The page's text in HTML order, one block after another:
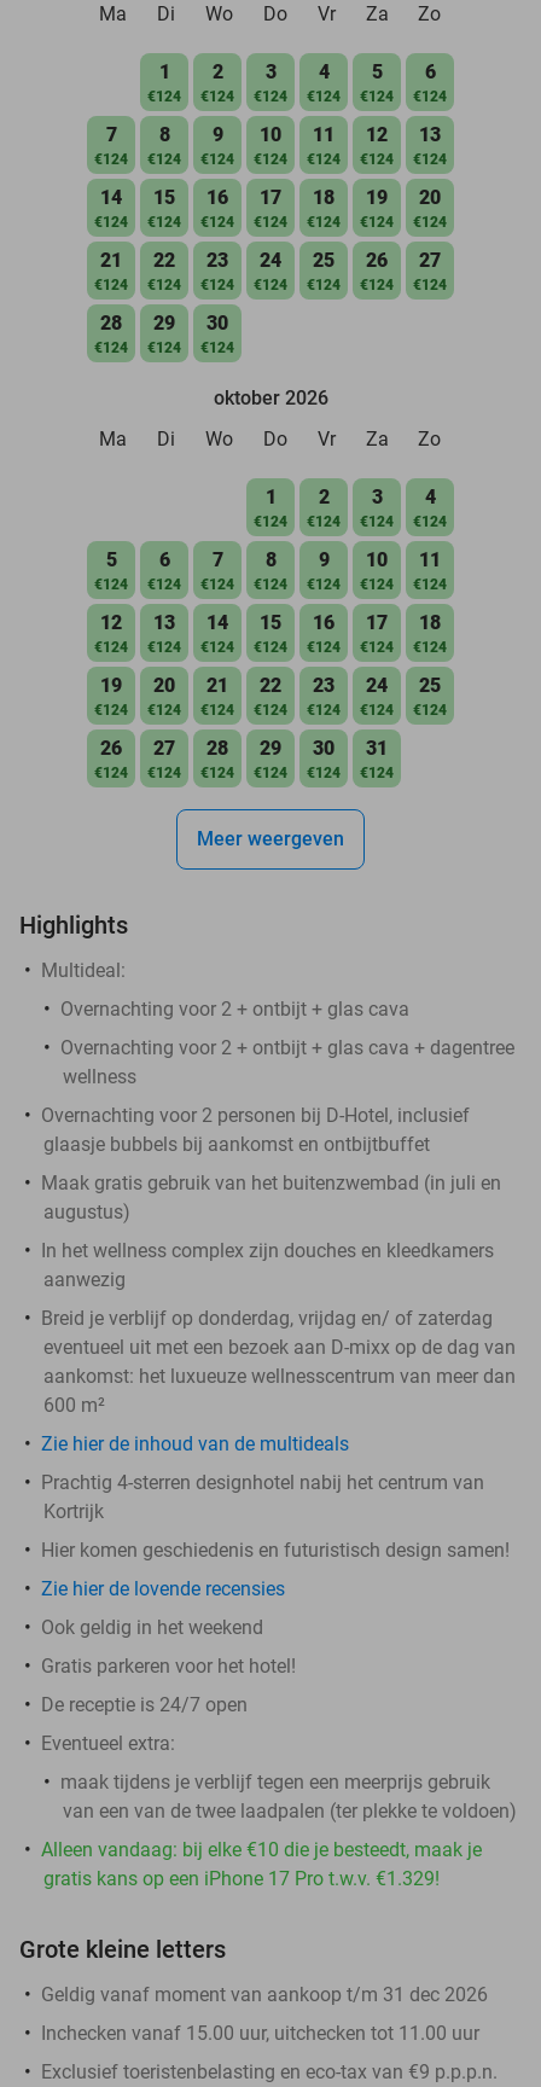
Ma
Di Wo Do Vr Za Zo
1
€124
2
€124
3
€124
4
€124
5
€124
6
€124
7
€124
8
€124
9
€124
10
€124
11
€124
12
€124
13
€124
14
€124
15
€124
16
€124
17
€124
18
€124
19
€124
20
€124
21
€124
22
€124
23
€124
24
€124
25
€124
26
€124
27
€124
28
€124
29
€124
30
€124
oktober 2026
Ma
Di Wo Do Vr Za Zo
1
€124
2
€124
3
€124
4
€124
5
€124
6
€124
7
€124
8
€124
9
€124
10
€124
11
€124
12
€124
13
€124
14
€124
15
€124
16
€124
17
€124
18
€124
19
€124
20
€124
21
€124
22
€124
23
€124
24
€124
25
€124
26
€124
27
€124
28
€124
29
€124
30
€124
31
€124
Meer weergeven
Highlights
Multideal:
Overnachting voor 2 + ontbijt + glas cava
Overnachting voor 2 + ontbijt + glas cava + dagentree
wellness
Overnachting voor 2 personen bij D-Hotel, inclusief
glaasje bubbels bij aankomst en ontbijtbuffet
Maak gratis gebruik van het buitenzwembad (in juli en
augustus)
In het wellness complex zijn douches en kleedkamers
aanwezig
Breid je verblijf op donderdag, vrijdag en/ of zaterdag
eventueel uit met een bezoek aan D-mixx op de dag van
aankomst: het luxueuze wellnesscentrum van meer dan
600 m²
Zie hier de inhoud van de multideals
Prachtig 4-sterren designhotel nabij het centrum van
Kortrijk
Hier komen geschiedenis en futuristisch design samen!
Zie hier de lovende recensies
Ook geldig in het weekend
Gratis parkeren voor het hotel!
De receptie is 24/7 open
Eventueel extra:
maak tijdens je verblijf tegen een meerprijs gebruik
van een van de twee laadpalen (ter plekke te voldoen)
Alleen vandaag: bij elke €10 die je besteedt, maak je
gratis kans op een iPhone 17 Pro t.w.v. €1.329!
Grote kleine letters
Geldig vanaf moment van aankoop t/m 31 dec 2026
Inchecken vanaf 15.00 uur, uitchecken tot 11.00 uur
Exclusief toeristenbelasting en eco-tax van €9 p.p.p.n.